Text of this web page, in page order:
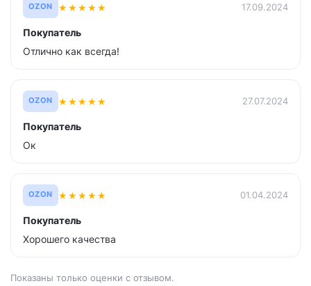
OZON ★★★★★ 17.09.2024
Покупатель
Отлично как всегда!
OZON ★★★★★ 27.07.2024
Покупатель
Ок
OZON ★★★★★ 01.04.2024
Покупатель
Хорошего качества
Показаны только оценки с отзывом.